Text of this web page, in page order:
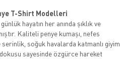
T-Shirt Modelleri
hayatın her anında şıklık ve
Kaliteli penye kumaşı, nefes
serinlik, soğuk havalarda katmanlı giyim
sayesinde özgürce hareket